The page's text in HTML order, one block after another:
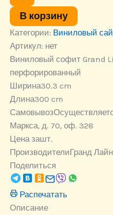
Line
Т4
Коричневый
неперфорированный
В корзину
Категории: Виниловый
Артикул: нет
Виниловый софит Grand
перфорированный
Ширина30.3 cm
Длина300 cm
Самовывоз
Маркса, д. 70, оф. 328
Цена зашт.
ПроизводителиГранд Лайн
Поделиться
Распечатать
Описание